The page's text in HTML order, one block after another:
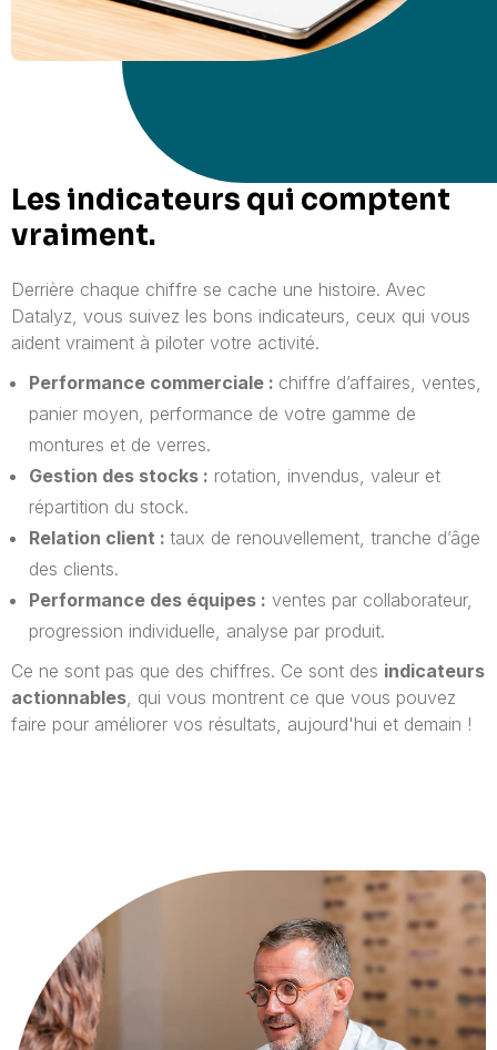
Les indicateurs qui comptent
vraiment.
Derrière chaque chiffre se cache une histoire. Avec
Datalyz, vous suivez les bons indicateurs, ceux qui vous
aident vraiment à piloter votre activité.
Performance commerciale : chiffre d’affaires, ventes,
panier moyen, performance de votre gamme de
montures et de verres.
Gestion des stocks : rotation, invendus, valeur et
répartition du stock.
Relation client : taux de renouvellement, tranche d’âge
des clients.
Performance des équipes : ventes par collaborateur,
progression individuelle, analyse par produit.
Ce ne sont pas que des chiffres. Ce sont des indicateurs
actionnables, qui vous montrent ce que vous pouvez
faire pour améliorer vos résultats, aujourd'hui et demain !